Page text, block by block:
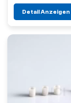
Detail Anzeigen